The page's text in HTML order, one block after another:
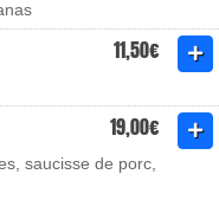
11,50€
19,00€
saucisse de porc,